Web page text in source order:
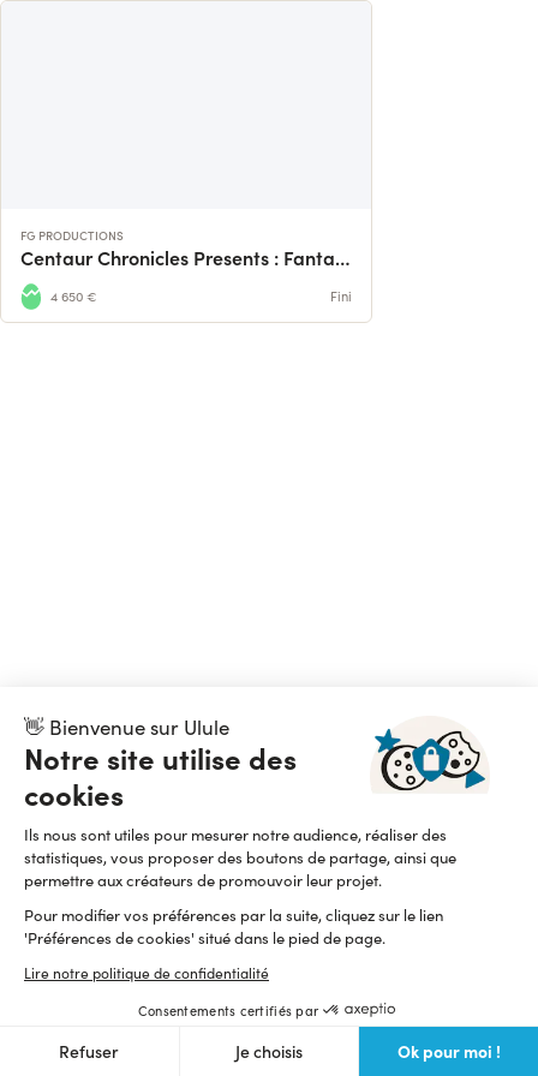
👋 Bienvenue sur Ulule
Notre site utilise des
cookies
Ils nous sont utiles pour mesurer notre audience, réaliser des
statistiques, vous proposer des boutons de partage, ainsi que
permettre aux créateurs de promouvoir leur projet.
Pour modifier vos préférences par la suite, cliquez sur le lien
'Préférences de cookies' situé dans le pied de page.
Lire notre politique de confidentialité
Consentements certifiés par
Refuser Je choisis Ok pour moi !
FG PRODUCTIONS
Centaur Chronicles Presents : Fantasy Isle
4 650 € Fini